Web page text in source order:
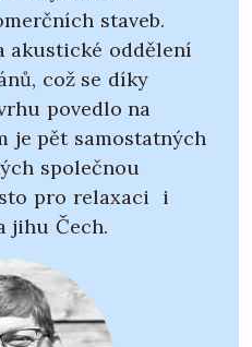
staveb.
akustické oddělení
což se díky
povedlo na
je pět samostatných
společnou
pro relaxaci i
jihu Čech.